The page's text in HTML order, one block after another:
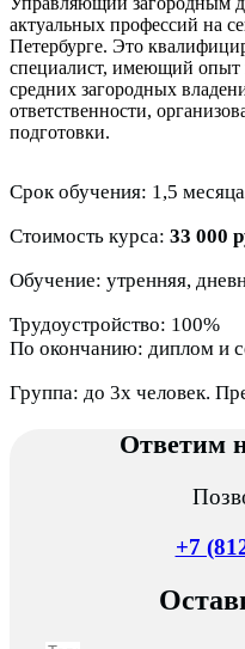
актуальных профессий на
Петербурге. Это
специалист, имеющий опыт
средних загородных
ответственности,
подготовки.
Срок обучения: 1,5
Стоимость курса: 33 000
Обучение: утренняя,
Трудоустройство: 100%
По окончанию: диплом и
Группа: до 3х человек.
Ответим
+7